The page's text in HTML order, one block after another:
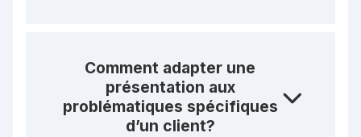
Comment adapter une
présentation aux
problématiques spécifiques
d’un client?